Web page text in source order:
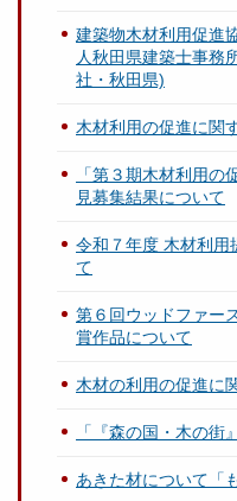
建築物木材利用促進
人秋田県建築士事務
社・秋田県)
木材利用の促進に関
「第３期木材利用
見募集結果について
令和７年度 木材利用
て
第６回ウッドファー
賞作品について
木材の利用の促進に
「『森の国・木の街
あきた材について「